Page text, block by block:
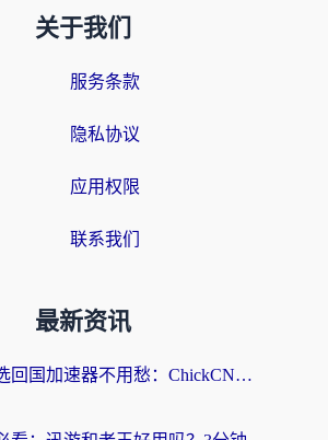
关于我们
服务条款
隐私协议
应用权限
联系我们
最新资讯
海外党选回国加速器不用愁：ChickCN和洞见哪个好？一篇搞定所有疑问